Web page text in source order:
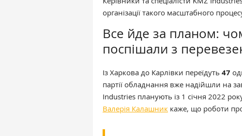
організації такого масштабного
Все йде за планом:
поспішали з
Із Харкова до Карлівки переїдуть 47
партії обладнання вже надійшли на
Industries планують із 1 січня 2022
Валерія Калашник каже, що роботи